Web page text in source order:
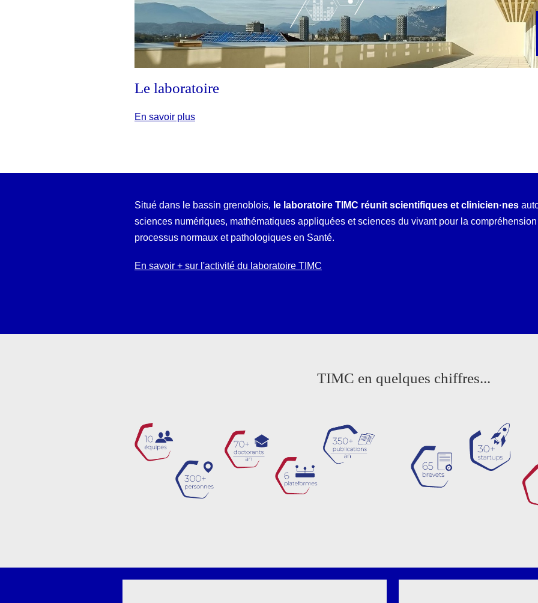
Le laboratoire
En savoir plus
Situé dans le bassin grenoblois, le laboratoire TIMC réunit scientifiques et clinicien·nes
sciences numériques, mathématiques appliquées et sciences du vivant pour la
processus normaux et pathologiques en Santé.
En savoir + sur l'activité du laboratoire TIMC
TIMC en quelques chiffres...